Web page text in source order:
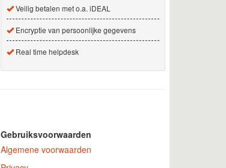
Veilig betalen met o.a. iDEAL
Encryptie van persoonlijke gegevens
Real time helpdesk
Gebruiksvoorwaarden
Algemene voorwaarden